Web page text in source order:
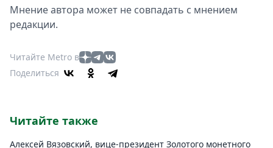
Мнение автора может не совпадать с мнением
редакции.
Читайте Metro в
Поделиться
Читайте также
Алексей Вязовский, вице-президент Золотого монетного